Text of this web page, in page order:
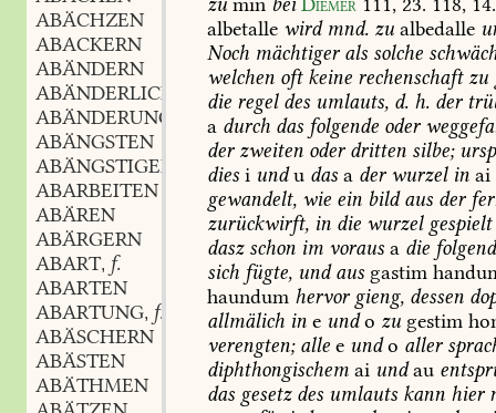
ABÄCHZEN
ABACKERN
ABÄNDERN
ABÄNDERLICH
ABÄNDERUNG
ABÄNGSTEN
ABÄNGSTIGEN
ABARBEITEN
ABÄREN
ABÄRGERN
ABART, f.
ABARTEN
ABARTUNG, f.
ABÄSCHERN
ABÄSTEN
ABÄTHMEN
albetalle wirdmnd. zu albedalle
Noch mächtigerals solche
welchen oftkeine rechenschaftzu
die regeldes umlauts, d. h. der
a durch das folgende oder
derzweiten oderdritten silbe;
dies i undu das a derwurzelin ai
gewandelt, wie ein bildaus der
zurückwirft, in die wurzelgespielt
daszschon im voraus a die
sich fügte, undaus gastim
haundum hervorgieng, dessen
allmälich in e undo zu gestim
verengten;alle e undo aller
diphthongischem ai undau
das gesetzdes umlauts kann hier